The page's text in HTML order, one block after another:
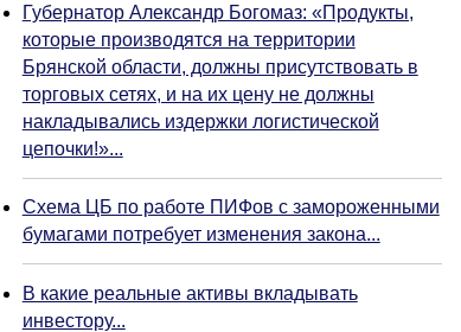
Губернатор Александр Богомаз: «Продукты,
которые производятся на территории
Брянской области, должны присутствовать в
торговых сетях, и на их цену не должны
накладывались издержки логистической
цепочки!»...
Схема ЦБ по работе ПИФов с замороженными
бумагами потребует изменения закона...
В какие реальные активы вкладывать
инвестору...